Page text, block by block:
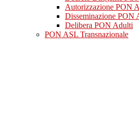
Autorizzazione PON
Disseminazione PON
Delibera PON Adulti
PON ASL Transnazionale